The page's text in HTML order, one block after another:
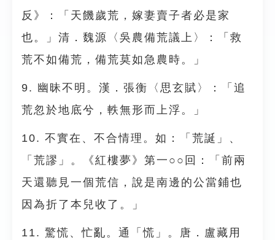
反》：「天饑歲荒，嫁妻賣子者必是家
也。」清．魏源〈吳農備荒議上〉：「救
荒不如備荒，備荒莫如急農時。」
9. 幽昧不明。漢．張衡〈思玄賦〉：「追
荒忽於地底兮，軼無形而上浮。」
10. 不實在、不合情理。如：「荒誕」、
「荒謬」。《紅樓夢》第一○○回：「前兩
天還聽見一個荒信，說是南邊的公當鋪也
因為折了本兒收了。」
11. 驚慌、忙亂。通「慌」。唐．盧藏用